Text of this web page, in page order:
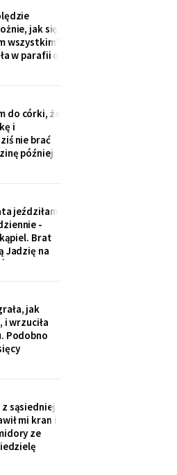
jak się
wszystkim"
w parafii o
czekam z
raz
do córki, że
i
nie brać
później
„Podasz
jeździłam
-
Brat
Jadzię na
w
Mama by
jak
i wrzuciła
Podobno
z
obejrzała
mogłaś
ten stary
z sąsiedniej
mi kran i
ze